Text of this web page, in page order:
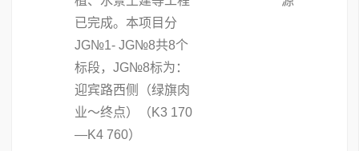
已完成。本项目分
JG№1- JG№8共8个
标段，JG№8标为：
迎宾路西侧（绿旗肉
业～终点）（K3 170
—K4 760）